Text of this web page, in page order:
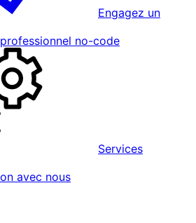
Engagez un
no-code
Services
avec nous